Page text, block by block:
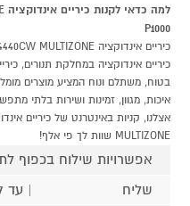
P1000
איכות, מגוון, זמינות ושירות בלתי
MULTIZONE שוות לך פי אלף!
אפשרויות שילוח בכפוף
שליח
| עד 7 ימי עסקים |